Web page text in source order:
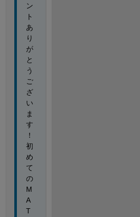
ン
ト
あ
り
が
と
う
ご
ざ
い
ま
す
！
初
め
て
の
M
A
T